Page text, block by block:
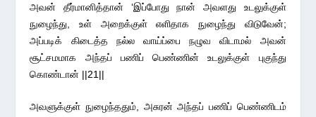
அவன் தீர்மானித்தான் ‘இப்போது நான் அவளது உடலுக்குள்
நுழைந்து, உள் அறைக்குள் எளிதாக நுழைந்து விடுவேன்;
அப்படிக் கிடைத்த நல்ல வாய்ப்பை நழுவ விடாமல் அவன்
சூட்சமமாக அந்தப் பணிப் பெண்ணின் உடலுக்குள் புகுந்து
கொண்டான் ||21||
அவளுக்குள் நுழைந்ததும், அசுரன் அந்தப் பணிப் பெண்ணிடம்